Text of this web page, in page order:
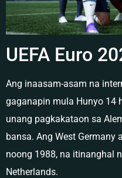
UEFA Euro
Ang inaasam-asam na
gaganapin mula Hunyo 14
unang pagkakataon sa
bansa. Ang West Germany
noong 1988, na itinanghal
Netherlands.